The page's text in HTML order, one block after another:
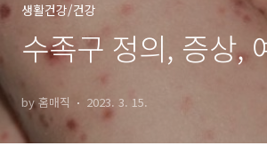
생활건강/건강
수족구 정의, 증상,
by 홈매직 2023. 3. 15.